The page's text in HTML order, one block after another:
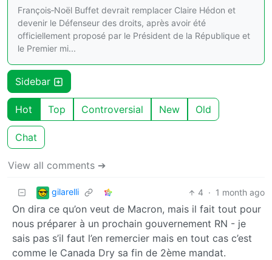
François‑Noël Buffet devrait remplacer Claire Hédon et
devenir le Défenseur des droits, après avoir été
officiellement proposé par le Président de la République et
le Premier mi...
Sidebar
Hot Top Controversial New Old
Chat
View all comments ➔
gilarelli 4 · 1 month ago
On dira ce qu’on veut de Macron, mais il fait tout pour
nous préparer à un prochain gouvernement RN - je
sais pas s’il faut l’en remercier mais en tout cas c’est
comme le Canada Dry sa fin de 2ème mandat.